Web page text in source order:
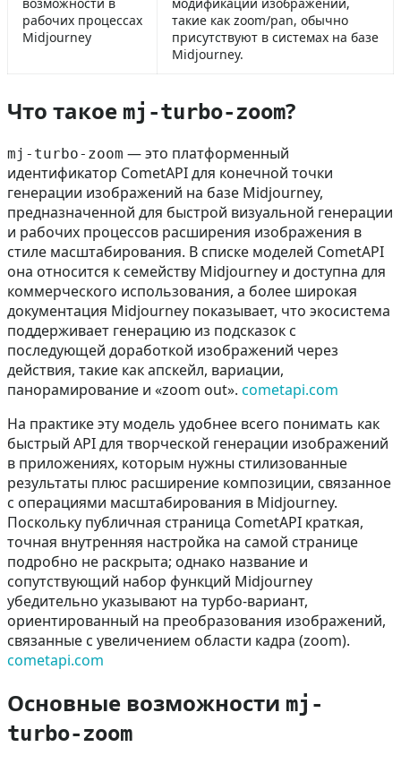
возможности в
рабочих процессах
Midjourney
модификации изображений,
такие как zoom/pan, обычно
присутствуют в системах на базе
Midjourney.
Что такое mj-turbo-zoom?
mj-turbo-zoom — это платформенный
идентификатор CometAPI для конечной точки
генерации изображений на базе Midjourney,
предназначенной для быстрой визуальной генерации
и рабочих процессов расширения изображения в
стиле масштабирования. В списке моделей CometAPI
она относится к семейству Midjourney и доступна для
коммерческого использования, а более широкая
документация Midjourney показывает, что экосистема
поддерживает генерацию из подсказок с
последующей доработкой изображений через
действия, такие как апскейл, вариации,
панорамирование и «zoom out». cometapi.com
На практике эту модель удобнее всего понимать как
быстрый API для творческой генерации изображений
в приложениях, которым нужны стилизованные
результаты плюс расширение композиции, связанное
с операциями масштабирования в Midjourney.
Поскольку публичная страница CometAPI краткая,
точная внутренняя настройка на самой странице
подробно не раскрыта; однако название и
сопутствующий набор функций Midjourney
убедительно указывают на турбо-вариант,
ориентированный на преобразования изображений,
связанные с увеличением области кадра (zoom).
cometapi.com
Основные возможности mj-
turbo-zoom